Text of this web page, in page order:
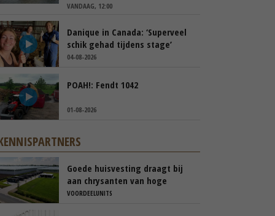
VANDAAG, 12:00
Danique in Canada: ‘Superveel
schik gehad tijdens stage’
04-08-2026
POAH!: Fendt 1042
01-08-2026
Goede huisvesting draagt bij
aan chrysanten van hoge
kwaliteit
VOORDEELUNITS